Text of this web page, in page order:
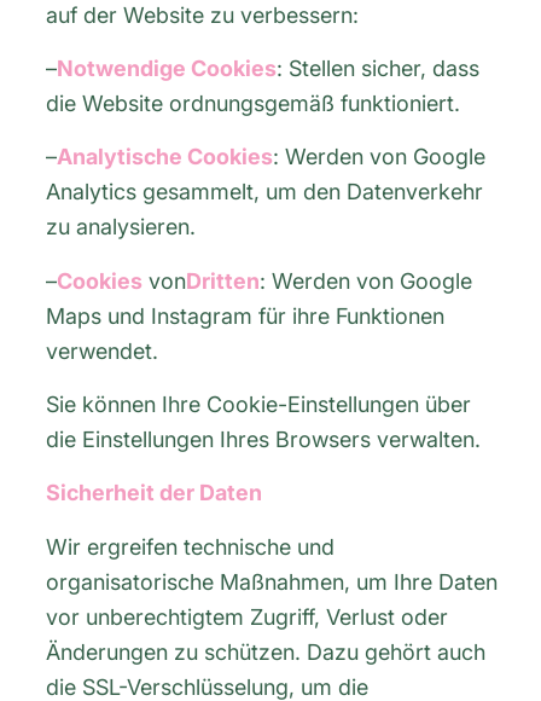
auf der Website zu verbessern:
–Notwendige Cookies: Stellen sicher, dass
die Website ordnungsgemäß funktioniert.
–Analytische Cookies: Werden von Google
Analytics gesammelt, um den Datenverkehr
zu analysieren.
–Cookies vonDritten: Werden von Google
Maps und Instagram für ihre Funktionen
verwendet.
Sie können Ihre Cookie-Einstellungen über
die Einstellungen Ihres Browsers verwalten.
Sicherheit der Daten
Wir ergreifen technische und
organisatorische Maßnahmen, um Ihre Daten
vor unberechtigtem Zugriff, Verlust oder
Änderungen zu schützen. Dazu gehört auch
die SSL-Verschlüsselung, um die